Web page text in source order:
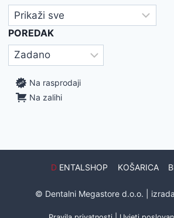
POREDAK
Na rasprodaji
Na zalihi
D ENTALSHOP KOŠARICA
© Dentalni Megastore d.o.o. |